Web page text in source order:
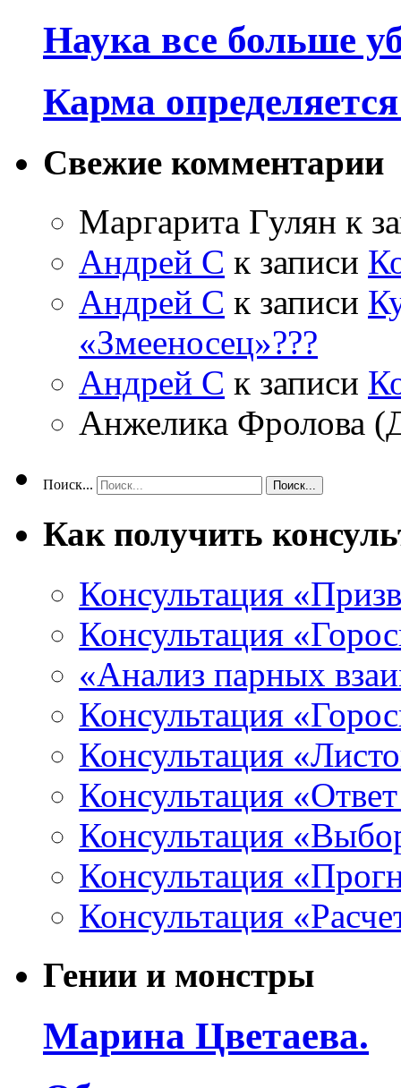
Наука все больше
Карма
Свежие комментарии
Маргарита Гулян к
Андрей С к записи
Андрей С к записи
«Змееносец»???
Андрей С к записи
Анжелика Фролова
Поиск...
Как получить
Консультация
Консультация
«Анализ парных
Консультация
Консультация
Консультация
Консультация
Консультация
Консультация
Гении и монстры
Марина Цветаева.